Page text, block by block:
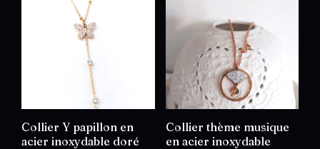
Collier Y papillon en
acier inoxydable doré
Collier thème musique
en acier inoxydable